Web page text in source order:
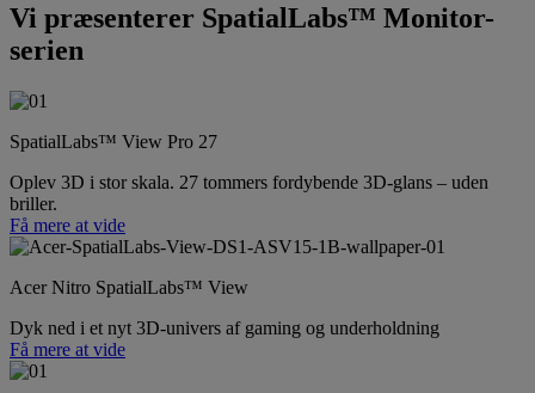
Vi præsenterer SpatialLabs™ Monitor-
serien
SpatialLabs™ View Pro 27
Oplev 3D i stor skala. 27 tommers fordybende 3D-glans – uden
briller.
Få mere at vide
Acer Nitro SpatialLabs™ View
Dyk ned i et nyt 3D-univers af gaming og underholdning
Få mere at vide